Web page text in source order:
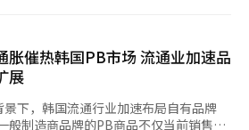
询案》，批准票价上调150韩元。该方
政策委员会最终批准即可完成全部行政程
表态支持票价调整，预计消费者政策委
，交通卡结算运营商T-money公司将
要约两个月时间完成新票价系统的开发
胀催热韩国PB市场 流通业加速品
展
下，韩国流通行业加速布局自有品牌
般制造商品牌的PB商品不仅当前销售表